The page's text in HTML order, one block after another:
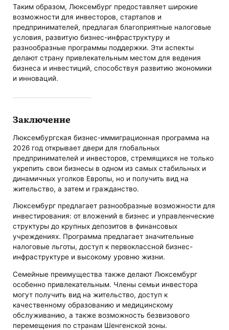
Таким образом, Люксембург предоставляет широкие
возможности для инвесторов, стартапов и
предпринимателей, предлагая благоприятные налоговые
условия, развитую бизнес-инфраструктуру и
разнообразные программы поддержки. Эти аспекты
делают страну привлекательным местом для ведения
бизнеса и инвестиций, способствуя развитию экономики
и инноваций.
Заключение
Люксембургская бизнес-иммиграционная программа на
2026 год открывает двери для глобальных
предпринимателей и инвесторов, стремящихся не только
укрепить свои бизнесы в одном из самых стабильных и
динамичных уголков Европы, но и получить вид на
жительство, а затем и гражданство.
Люксембург предлагает разнообразные возможности для
инвестирования: от вложений в бизнес и управленческие
структуры до крупных депозитов в финансовых
учреждениях. Программа предлагает значительные
налоговые льготы, доступ к первоклассной бизнес-
инфраструктуре и высокому уровню жизни.
Семейные преимущества также делают Люксембург
особенно привлекательным. Члены семьи инвестора
могут получить вид на жительство, доступ к
качественному образованию и медицинскому
обслуживанию, а также возможность безвизового
перемещения по странам Шенгенской зоны.